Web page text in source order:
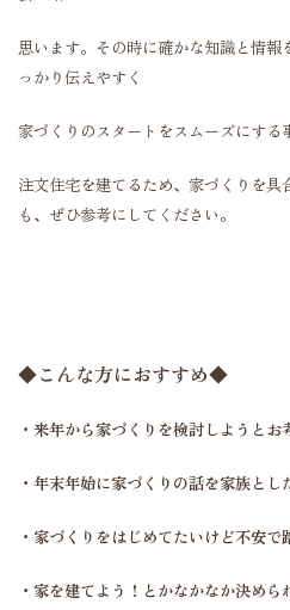
思います。その時に確かな知識と情
っかり伝えやすく
家づくりのスタートを スムーズにする
注文住宅を建てるため、家づくりを具
も、ぜひ参考にしてください。
◆こんな方におすすめ◆
・来年から家づくりを検討しようとお
・年末年始に家づくりの話を家族とし
・家づくりをはじめてたいけど不安で
・家を建てよう！とかなかなか決めら